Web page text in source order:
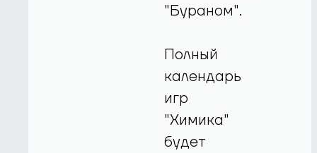
"Бураном".
Полный
календарь
игр
"Химика"
будет